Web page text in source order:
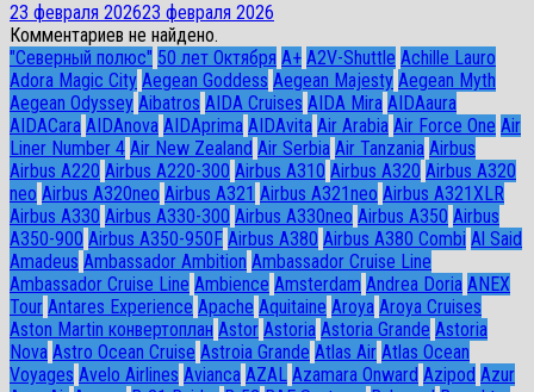
23 февраля 202623 февраля 2026
Комментариев не найдено.
"Северный полюс" 50 лет Октября A+ A2V-Shuttle Achille Lauro
Adora Magic City Aegean Goddess Aegean Majesty Aegean Myth
Aegean Odyssey Aibatros AIDA Cruises AIDA Mira AIDAaura
AIDACara AIDAnova AIDAprima AIDAvita Air Arabia Air Force One Air
Liner Number 4 Air New Zealand Air Serbia Air Tanzania Airbus
Airbus A220 Airbus A220-300 Airbus A310 Airbus A320 Airbus A320
neo Airbus A320neo Airbus A321 Airbus A321neo Airbus A321XLR
Airbus A330 Airbus A330-300 Airbus A330neo Airbus A350 Airbus
A350-900 Airbus A350-950F Airbus A380 Airbus A380 Combi Al Said
Amadeus Ambassador Ambition Ambassador Cruise Line
Ambassador Сruise Line Ambience Amsterdam Andrea Doria ANEX
Tour Antares Experience Apache Aquitaine Aroya Aroya Cruises
Aston Martin конвертоплан Astor Astoria Astoria Grande Astoria
Nova Astro Ocean Cruise Astroia Grande Atlas Air Atlas Ocean
Voyages Avelo Airlines Avianca AZAL Azamara Onward Azipod Azur